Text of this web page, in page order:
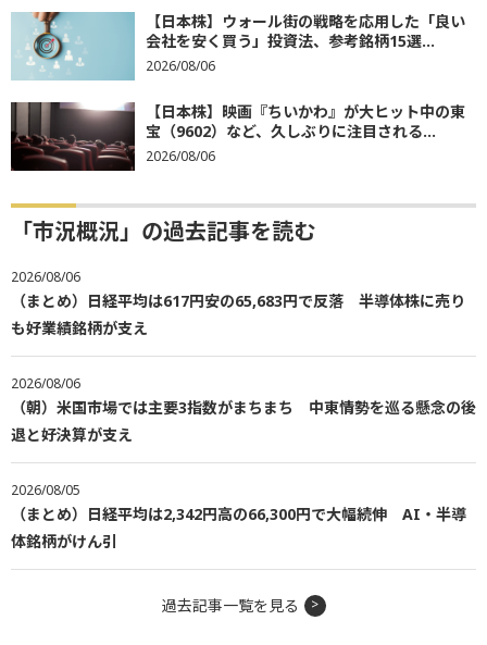
【日本株】ウォール街の戦略を応用した「良い
会社を安く買う」投資法、参考銘柄15選...
2026/08/06
【日本株】映画『ちいかわ』が大ヒット中の東
宝（9602）など、久しぶりに注目される...
2026/08/06
「市況概況」の過去記事を読む
2026/08/06
（まとめ）日経平均は617円安の65,683円で反落 半導体株に売り
も好業績銘柄が支え
2026/08/06
（朝）米国市場では主要3指数がまちまち 中東情勢を巡る懸念の後
退と好決算が支え
2026/08/05
（まとめ）日経平均は2,342円高の66,300円で大幅続伸 AI・半導
体銘柄がけん引
過去記事一覧を見る